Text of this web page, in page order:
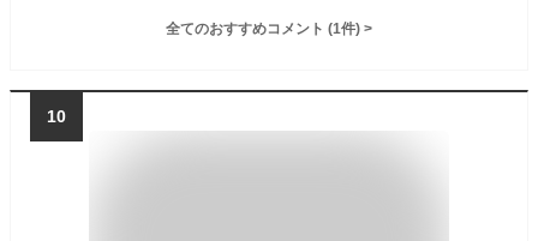
全てのおすすめコメント (1件) >
10